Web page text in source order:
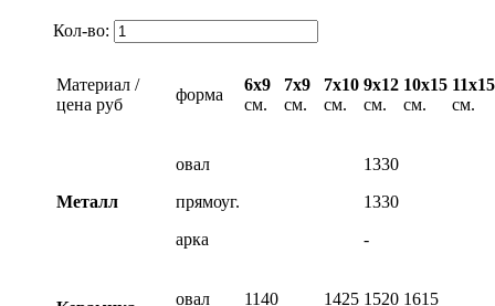
Кол-во:
Материал /
цена руб
форма
6х9
см.
7х9
см.
7х10
см.
9х12
см.
10х15
см.
11х15
см.
Металл
овал
прямоуг.
арка
1330
1330
-
овал
1140
1425 1520 1615